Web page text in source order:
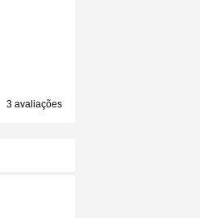
3 avaliações